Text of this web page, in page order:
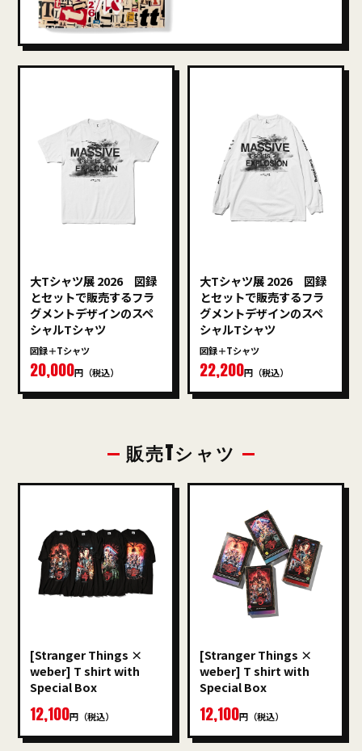
大Tシャツ展 2026 図録
とセットで販売するフラ
グメントデザインのスペ
シャルTシャツ
図録＋Tシャツ
20,000円（税込）
大Tシャツ展 2026 図録
とセットで販売するフラ
グメントデザインのスペ
シャルTシャツ
図録＋Tシャツ
22,200円（税込）
販売Tシャツ
[Stranger Things ×
weber] T shirt with
Special Box
12,100円（税込）
[Stranger Things ×
weber] T shirt with
Special Box
12,100円（税込）